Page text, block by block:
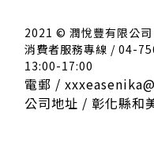
2021 © 潤悅豐有限公
消費者服務專線 / 04-
13:00-17:00
電郵 /
公司地址 / 彰化縣和